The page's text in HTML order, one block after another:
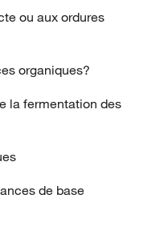
ou aux ordures
organiques?
la fermentation des
de base